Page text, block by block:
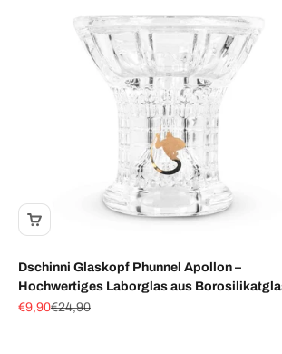
Dschinni Glaskopf Phunnel Apollon –
Hochwertiges Laborglas aus
Angebot
€9,90Regulärer Preis
€24,90